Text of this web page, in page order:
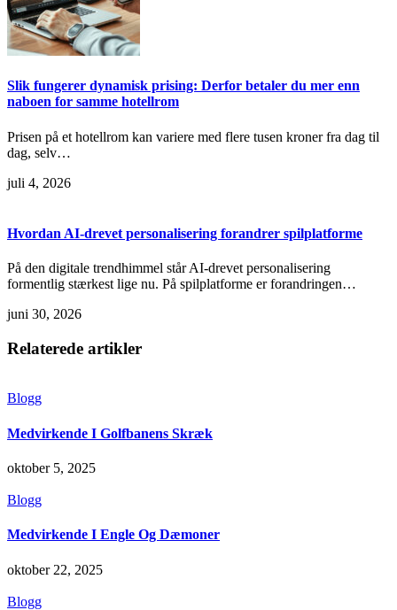
Slik fungerer dynamisk prising: Derfor betaler du mer enn
naboen for samme hotellrom
Prisen på et hotellrom kan variere med flere tusen kroner fra dag til
dag, selv…
juli 4, 2026
Hvordan AI-drevet personalisering forandrer spilplatforme
På den digitale trendhimmel står AI-drevet personalisering
formentlig stærkest lige nu. På spilplatforme er forandringen…
juni 30, 2026
Relaterede artikler
Blogg
Medvirkende I Golfbanens Skræk
oktober 5, 2025
Blogg
Medvirkende I Engle Og Dæmoner
oktober 22, 2025
Blogg